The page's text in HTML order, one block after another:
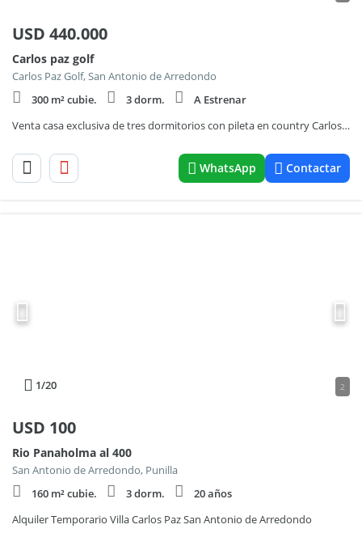
USD 440.000
Carlos paz golf
Carlos Paz Golf, San Antonio de Arredondo
300 m² cubie.
3 dorm.
A Estrenar
Venta casa exclusiva de tres dormitorios con pileta en country Carlos Paz Golf
WhatsApp Contactar
1/20 2
USD 100
Rio Panaholma al 400
San Antonio de Arredondo, Punilla
160 m² cubie.
3 dorm.
20 años
Alquiler Temporario Villa Carlos Paz San Antonio de Arredondo